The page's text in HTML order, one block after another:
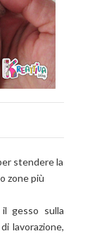
stendere la
zone più
gesso sulla
lavorazione,